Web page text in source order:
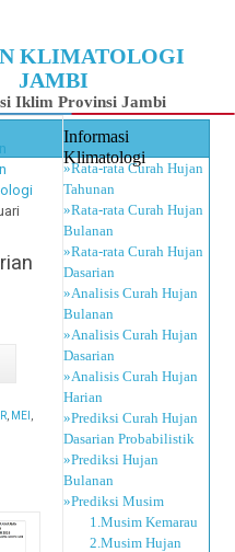
KLIMATOLOGI
JAMBI
Iklim Provinsi Jambi
, MEI
Informasi
Klimatologi
»Rata-rata Curah Hujan
Tahunan
»Rata-rata Curah Hujan
Bulanan
»Rata-rata Curah Hujan
Dasarian
»Analisis Curah Hujan
Bulanan
»Analisis Curah Hujan
Dasarian
»Analisis Curah Hujan
Harian
»Prediksi Curah Hujan
Dasarian Probabilistik
»Prediksi Hujan
Bulanan
»Prediksi Musim
1.Musim Kemarau
2.Musim Hujan